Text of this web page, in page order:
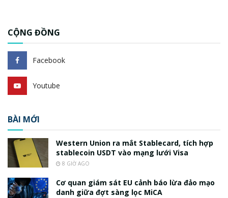
CỘNG ĐỒNG
Facebook
Youtube
BÀI MỚI
Western Union ra mắt Stablecard, tích hợp
stablecoin USDT vào mạng lưới Visa
8 GIỜ AGO
Cơ quan giám sát EU cảnh báo lừa đảo mạo
danh giữa đợt sàng lọc MiCA